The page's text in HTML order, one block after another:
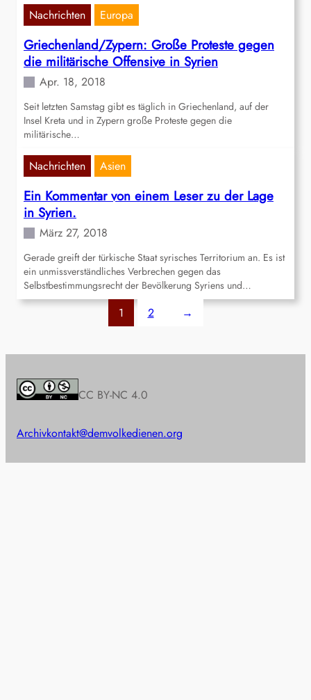
Nachrichten Europa
Griechenland/Zypern: Große Proteste gegen
die militärische Offensive in Syrien
Apr. 18, 2018
Seit letzten Samstag gibt es täglich in Griechenland, auf der
Insel Kreta und in Zypern große Proteste gegen die
militärische…
Nachrichten Asien
Ein Kommentar von einem Leser zu der Lage
in Syrien.
März 27, 2018
Gerade greift der türkische Staat syrisches Territorium an. Es ist
ein unmissverständliches Verbrechen gegen das
Selbstbestimmungsrecht der Bevölkerung Syriens und…
1 2 →
CC BY-NC 4.0
Archivkontakt@demvolkedienen.org